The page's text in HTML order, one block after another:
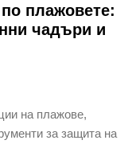
плажовете:
чадъри и
на плажове,
за защита на